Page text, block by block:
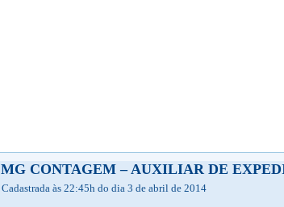
MG CONTAGEM – AUXILIAR DE
Cadastrada às 22:45h do dia 3 de abril de 2014